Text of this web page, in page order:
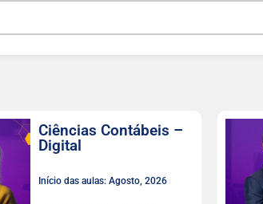
Ciências Contábeis –
Digital
Início das aulas: Agosto, 2026